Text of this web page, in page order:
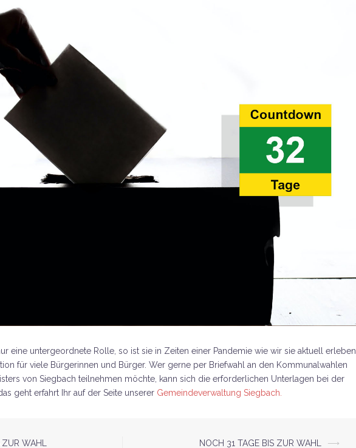
eine untergeordnete Rolle, so ist sie in Zeiten einer Pandemie wie wir sie aktuell erleben,
für viele Bürgerinnen und Bürger. Wer gerne per Briefwahl an den Kommunalwahlen
von Siegbach teilnehmen möchte, kann sich die erforderlichen Unterlagen bei der
geht erfahrt Ihr auf der Seite unserer Gemeindeverwaltung Siegbach.
WAHL NOCH 31 TAGE BIS ZUR WAHL ⟶